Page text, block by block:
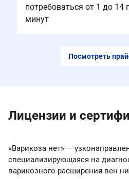
потребоваться от 1 до 14
минут
Посмотреть
Лицензии и
«Варикоза нет» —
специализирующаяся на
варикозного расширения вен